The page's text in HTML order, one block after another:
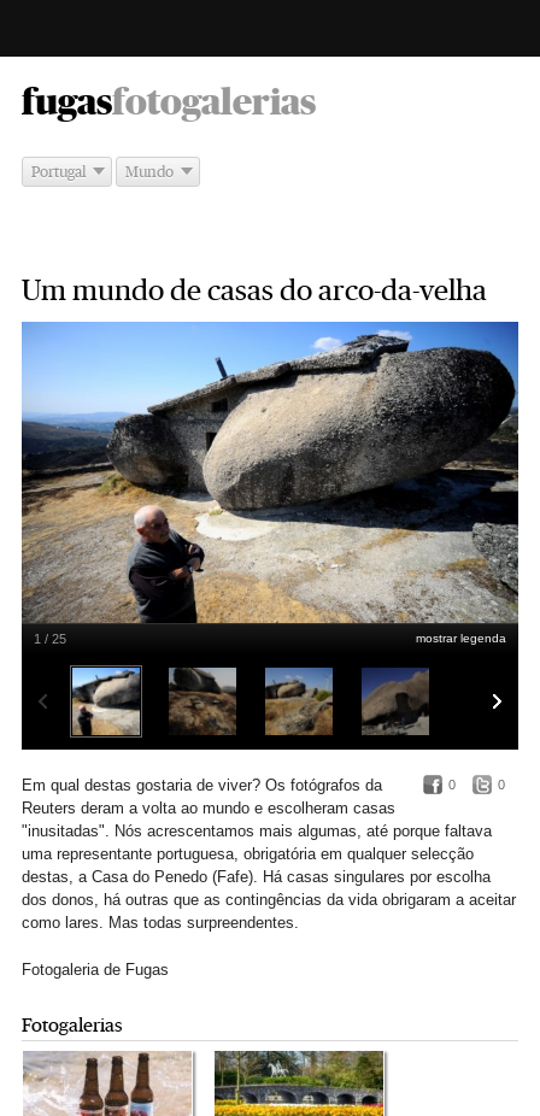
fugas -
fotogalerias
Portugal Mundo
Um mundo de casas do arco-da-velha
graças a contínuos destaques e partilhas de fotosPaulo Pimenta
mostrar legenda
1 / 25
0 0
Em qual destas gostaria de viver? Os fotógrafos da
Reuters deram a volta ao mundo e escolheram casas
"inusitadas". Nós acrescentamos mais algumas, até porque faltava
uma representante portuguesa, obrigatória em qualquer selecção
destas, a Casa do Penedo (Fafe). Há casas singulares por escolha
dos donos, há outras que as contingências da vida obrigaram a aceitar
como lares. Mas todas surpreendentes.
Fotogaleria de Fugas
Fotogalerias